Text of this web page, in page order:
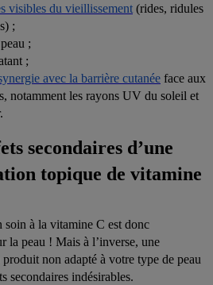
visibles du vieillissement(rides, ridules
;
;
;
avec la barrière cutanée face aux
notamment les rayons UV du soleil et
.
secondaires d’une
topique de vitamine
à la vitamine C est donc
la peau ! Mais à l’inverse, une
non adapté à votre type de peau
secondaires indésirables.